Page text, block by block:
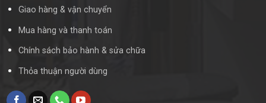
Giao hàng & vận chuyển
Mua hàng và thanh toán
Chính sách bảo hành & sửa chữa
Thỏa thuận người dùng